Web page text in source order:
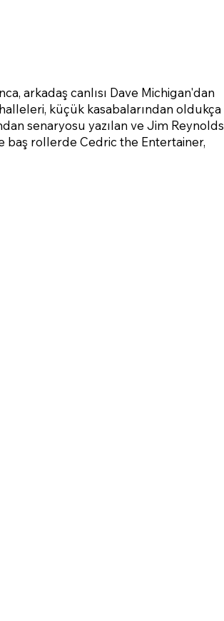
arkadaş canlısı Dave Michigan'dan
küçük kasabalarından oldukça
senaryosu yazılan ve Jim Reynolds
baş rollerde Cedric the Entertainer,